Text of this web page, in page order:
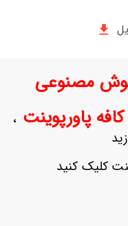
مصنوعی
کافه پاورپوینت ،
کلیک کنید